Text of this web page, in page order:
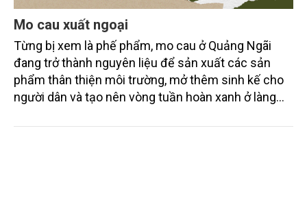
Mo cau xuất ngoại
Từng bị xem là phế phẩm, mo cau ở Quảng Ngãi
đang trở thành nguyên liệu để sản xuất các sản
phẩm thân thiện môi trường, mở thêm sinh kế cho
người dân và tạo nên vòng tuần hoàn xanh ở làng
chén, dĩa... từ mo cau đã được thị trường trong nước